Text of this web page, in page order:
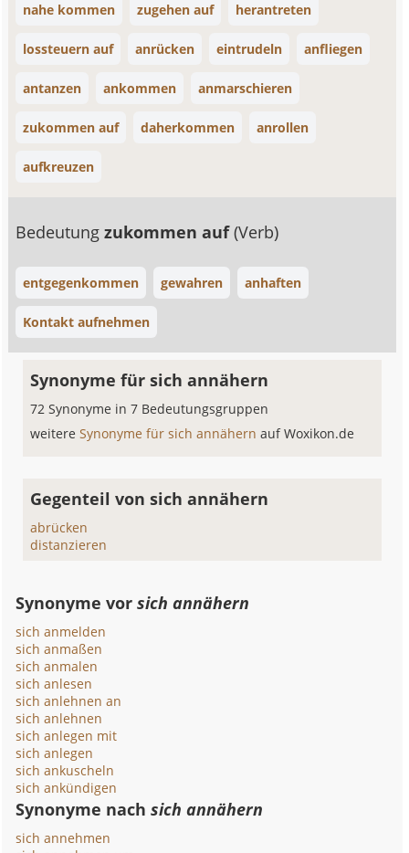
nahe kommen zugehen auf herantreten
lossteuern auf anrücken eintrudeln anfliegen
antanzen ankommen anmarschieren
zukommen auf daherkommen anrollen
aufkreuzen
Bedeutungzukommen auf(Verb)
entgegenkommen gewahren anhaften
Kontakt aufnehmen
Synonyme für sich annähern
72 Synonyme in 7 Bedeutungsgruppen
weitereSynonyme für sich annähernauf Woxikon.de
Gegenteil von sich annähern
abrücken
distanzieren
Synonyme vorsich annähern
sich anmelden
sich anmaßen
sich anmalen
sich anlesen
sich anlehnen an
sich anlehnen
sich anlegen mit
sich anlegen
sich ankuscheln
sich ankündigen
Synonyme nachsich annähern
sich annehmen